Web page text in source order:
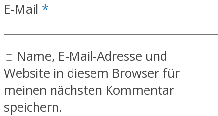
E-Mail *
Name, E-Mail-Adresse und
Website in diesem Browser für
meinen nächsten Kommentar
speichern.